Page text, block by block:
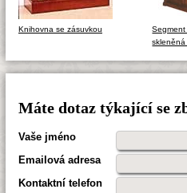
Knihovna se zásuvkou
Máte dotaz týkající se
Vaše jméno
Emailová adresa
Kontaktní telefon